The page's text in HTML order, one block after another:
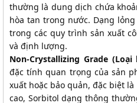
thường là dung dịch chứa
hòa tan trong nước. Dạng
trong các quy trình sản xuất
và định lượng.
Non-Crystallizing Grade
đặc tính quan trọng của sản
xuất hoặc bảo quản, đặc biệt
cao, Sorbitol dạng thông